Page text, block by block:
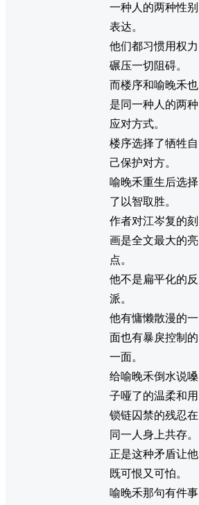
一种人的两种性别
表达。
他们都习惯用权力
碾压一切阻碍。
而楼序和喻晚禾也
是同一种人的两种
应对方式。
楼序选择了牺牲自
己保护对方。
喻晚禾重生后选择
了以智取胜。
作者对江岑复的刻
画是全文最大的亮
点。
他不是扁平化的反
派。
他有慵懒散漫的一
面也有暴戾控制的
一面。
给喻晚禾倒水说嗓
子哑了的温柔和用
锁链囚禁的残忍在
同一人身上共存。
正是这种矛盾让他
既可恨又可怕。
喻晚禾那句有件事